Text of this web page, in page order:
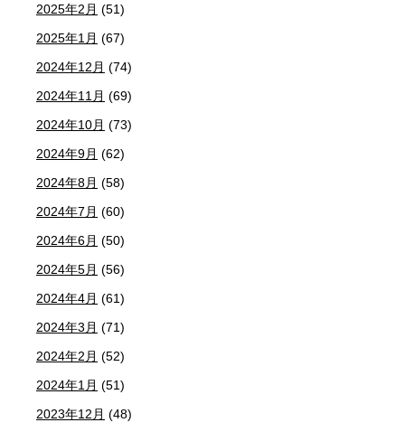
2025年2月 (51)
2025年1月 (67)
2024年12月 (74)
2024年11月 (69)
2024年10月 (73)
2024年9月 (62)
2024年8月 (58)
2024年7月 (60)
2024年6月 (50)
2024年5月 (56)
2024年4月 (61)
2024年3月 (71)
2024年2月 (52)
2024年1月 (51)
2023年12月 (48)